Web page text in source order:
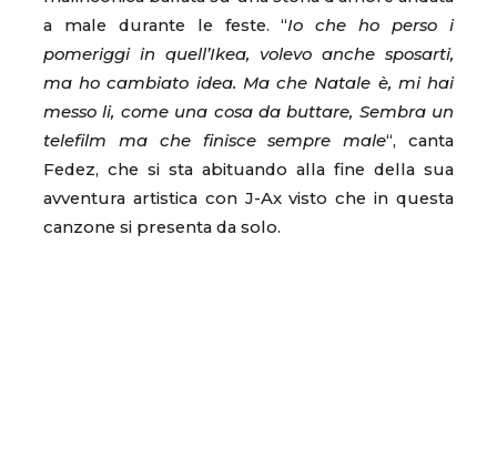
a male durante le feste. “Io che ho perso i
pomeriggi in quell’Ikea, volevo anche sposarti,
ma ho cambiato idea. Ma che Natale è, mi hai
messo li, come una cosa da buttare, Sembra un
telefilm ma che finisce sempre male“, canta
Fedez, che si sta abituando alla fine della sua
avventura artistica con J-Ax visto che in questa
canzone si presenta da solo.